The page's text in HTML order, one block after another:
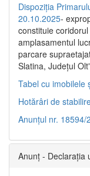
Dispoziția
20.10.2025-
constituie
amplasamentul
parcare
Slatina, Județul
Tabel cu imobilele
Hotărâri de
Anunțul nr. 18594/
Anunț - Declarația